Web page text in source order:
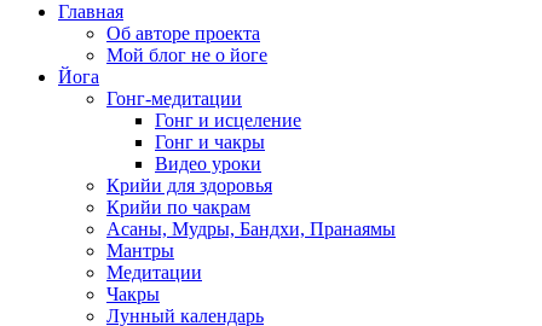
Главная
Об авторе проекта
Мой блог не о йоге
Йога
Гонг-медитации
Гонг и исцеление
Гонг и чакры
Видео уроки
Крийи для здоровья
Крийи по чакрам
Асаны, Мудры, Бандхи, Пранаямы
Мантры
Медитации
Чакры
Лунный календарь